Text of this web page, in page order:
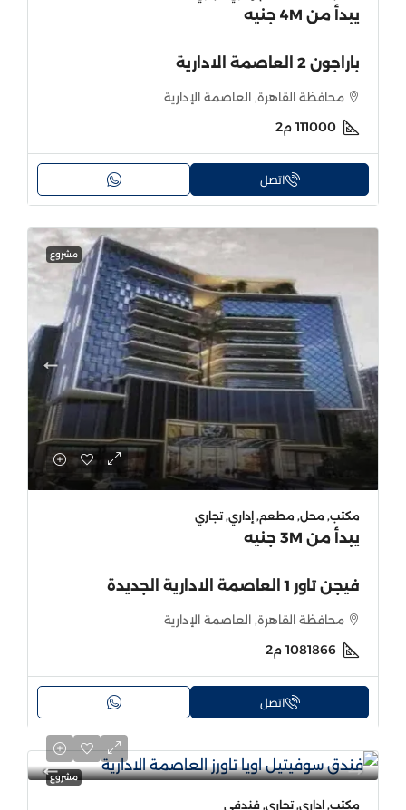
يبدأ من 4M جنيه
باراجون 2 العاصمة الادارية
محافظة القاهرة, العاصمة الإدارية
111000 م2
اتصل
مشروع
مكتب, محل, مطعم, إداري, تجاري
يبدأ من 3M جنيه
فيجن تاور 1 العاصمة الادارية الجديدة
محافظة القاهرة, العاصمة الإدارية
1081866 م2
اتصل
مشروع
مكتب, إداري, تجاري, فندقي